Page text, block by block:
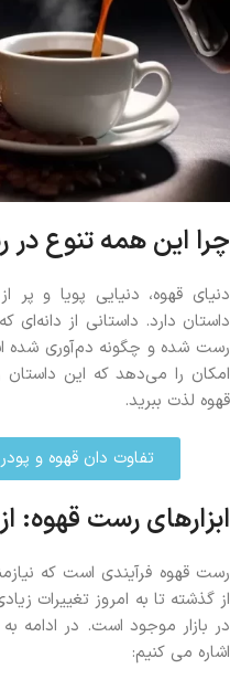
چرا این همه تنوع
دنیای قهوه، دنیایی پویا و
داستان دارد. داستانی از
رست شده و چگونه دم‌آوری شده
امکان را می‌دهد که این
قهوه لذت ببرید.
تفاوت دان قهوه و
ابزارهای رست قهوه:
رست قهوه فرآیندی است که
از گذشته تا به امروز تغییرات
در بازار موجود است. در ادامه
اشاره می کنیم: